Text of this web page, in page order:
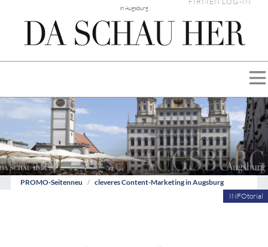
in Augsburg
PROMO-Seitenneu cleveres Content-Marketing in Augsburg
INFOtorial